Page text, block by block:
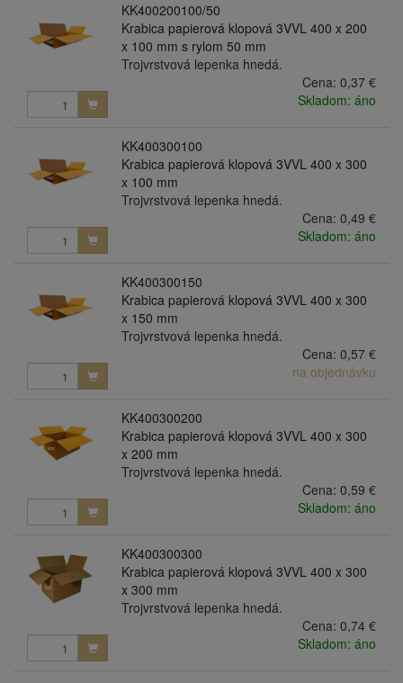
KK400200100/50
Krabica papierová klopová 3VVL 400 x 200
x 100 mm s rylom 50 mm
Trojvrstvová lepenka hnedá.
Cena: 0,37 €
Skladom: áno
KK400300100
Krabica papierová klopová 3VVL 400 x 300
x 100 mm
Trojvrstvová lepenka hnedá.
Cena: 0,49 €
Skladom: áno
KK400300150
Krabica papierová klopová 3VVL 400 x 300
x 150 mm
Trojvrstvová lepenka hnedá.
Cena: 0,57 €
na objednávku
KK400300200
Krabica papierová klopová 3VVL 400 x 300
x 200 mm
Trojvrstvová lepenka hnedá.
Cena: 0,59 €
Skladom: áno
KK400300300
Krabica papierová klopová 3VVL 400 x 300
x 300 mm
Trojvrstvová lepenka hnedá.
Cena: 0,74 €
Skladom: áno